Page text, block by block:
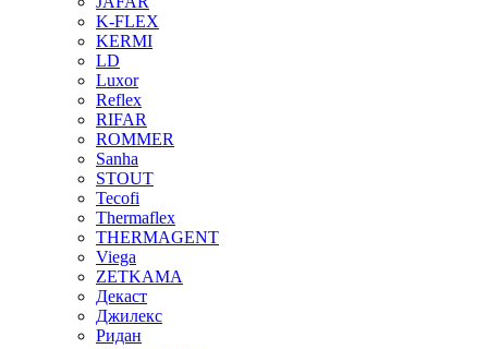
K-FLEX
KERMI
LD
Luxor
Reflex
RIFAR
ROMMER
Sanha
STOUT
Tecofi
Thermaflex
THERMAGENT
Viega
ZETKAMA
Декаст
Джилекс
Ридан